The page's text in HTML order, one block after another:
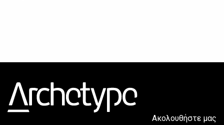
Ακολουθήστε μας